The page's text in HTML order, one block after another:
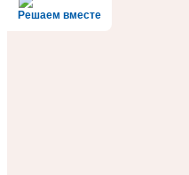
Решаем вместе